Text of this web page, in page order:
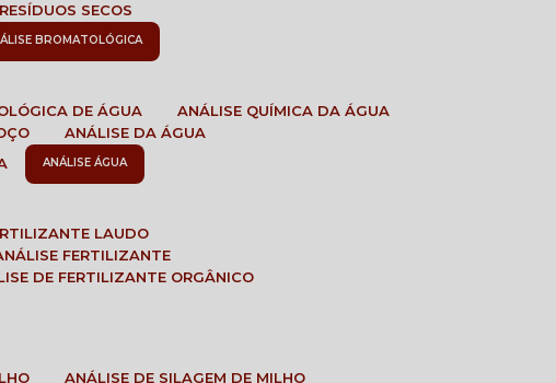
SECOS
BROMATOLÓGICA
DE ÁGUA
ANÁLISE QUÍMICA DA ÁGUA
ANÁLISE DA ÁGUA
ANÁLISE ÁGUA
LAUDO
FERTILIZANTE
DE FERTILIZANTE ORGÂNICO
ANÁLISE DE SILAGEM DE MILHO